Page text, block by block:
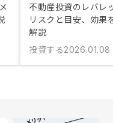
不動産投資のレバレ
リスクと目安、効果
解説
投資する2026.01.08